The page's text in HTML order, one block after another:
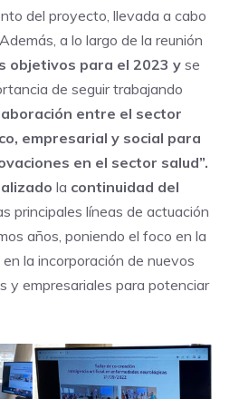
del proyecto, llevada a cabo
a lo largo de la reunión
objetivos para el 2023 y se
de seguir trabajando
entre el sector
empresarial y social para
en el sector salud”.
la continuidad del
principales líneas de actuación
años, poniendo el foco en la
la incorporación de nuevos
y empresariales para potenciar